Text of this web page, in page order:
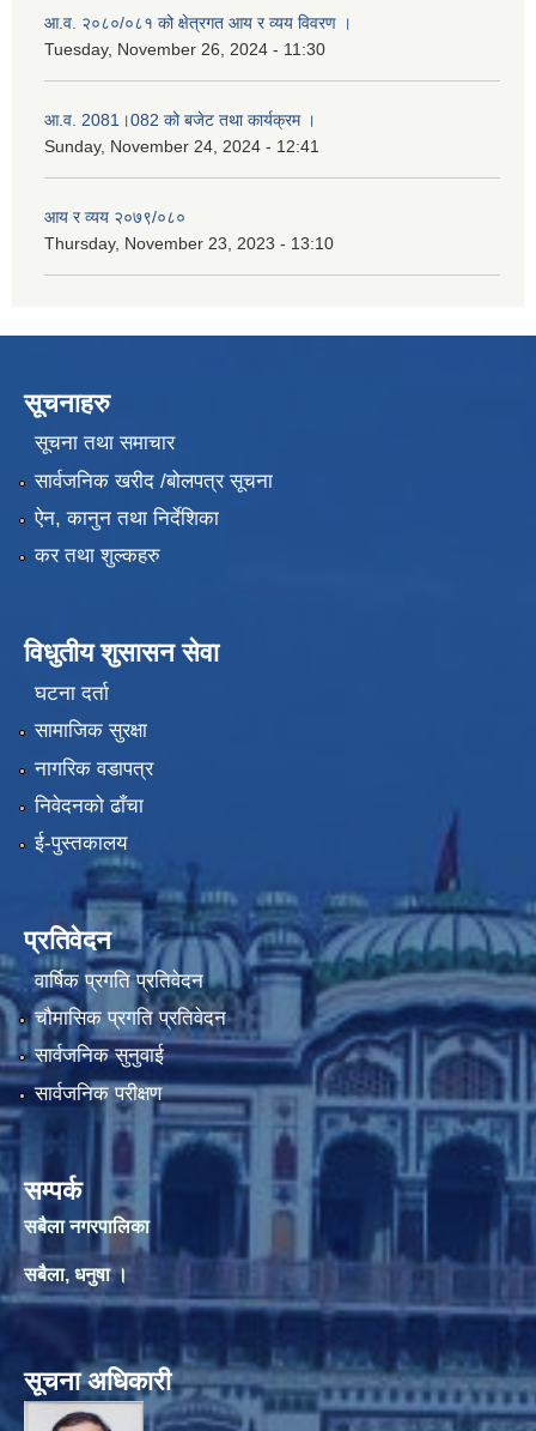
आ.व. २०८०/०८१ को क्षेत्रगत आय र व्यय विवरण ।
Tuesday, November 26, 2024 - 11:30
आ.व. 2081।082 को बजेट तथा कार्यक्रम ।
Sunday, November 24, 2024 - 12:41
आय र व्यय २०७९/०८०
Thursday, November 23, 2023 - 13:10
सूचनाहरु
सूचना तथा समाचार
सार्वजनिक खरीद /बोलपत्र सूचना
ऐन, कानुन तथा निर्देशिका
कर तथा शुल्कहरु
विधुतीय शुसासन सेवा
घटना दर्ता
सामाजिक सुरक्षा
नागरिक वडापत्र
निवेदनको ढाँचा
ई-पुस्तकालय
प्रतिवेदन
वार्षिक प्रगति प्रतिवेदन
चौमासिक प्रगति प्रतिवेदन
सार्वजनिक सुनुवाई
सार्वजनिक परीक्षण
सम्पर्क
सबैला नगरपालिका
सबैला, धनुषा ।
सूचना अधिकारी